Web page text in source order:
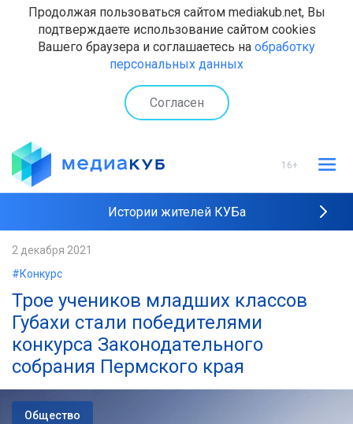
Продолжая пользоваться сайтом mediakub.net, Вы
подтверждаете использование сайтом cookies
Вашего браузера и соглашаетесь на обработку
персональных данных
Согласен
16+
Истории жителей КУБа
2 декабря 2021
#Конкурс
Трое учеников младших классов
Губахи стали победителями
конкурса Законодательного
собрания Пермского края
Общество